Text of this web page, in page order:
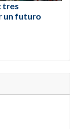
tres
un futuro